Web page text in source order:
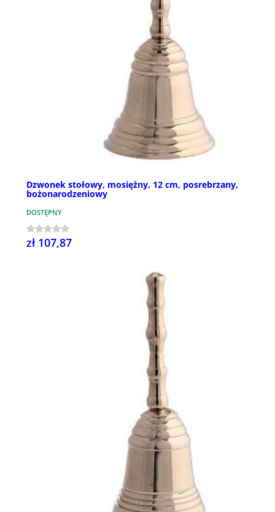
Dzwonek stołowy, mosiężny, 12 cm, posrebrzany,
bożonarodzeniowy
DOSTĘPNY
zł 107,87